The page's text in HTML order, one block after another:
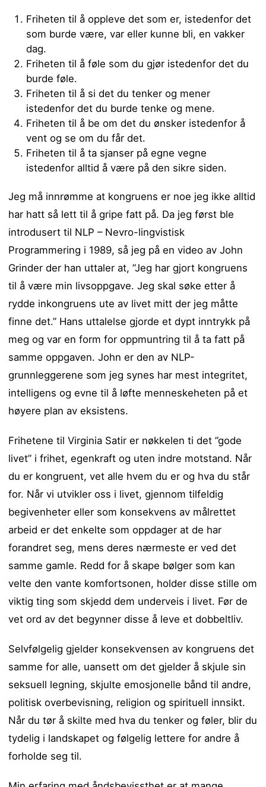
Friheten til å oppleve det som er, istedenfor det
som burde være, var eller kunne bli, en vakker
dag.
Friheten til å føle som du gjør istedenfor det du
burde føle.
Friheten til å si det du tenker og mener
istedenfor det du burde tenke og mene.
Friheten til å be om det du ønsker istedenfor å
vent og se om du får det.
Friheten til å ta sjanser på egne vegne
istedenfor alltid å være på den sikre siden.
Jeg må innrømme at kongruens er noe jeg ikke alltid
har hatt så lett til å gripe fatt på. Da jeg først ble
introdusert til NLP – Nevro-lingvistisk
Programmering i 1989, så jeg på en video av John
Grinder der han uttaler at, ”Jeg har gjort kongruens
til å være min livsoppgave. Jeg skal søke etter å
rydde inkongruens ute av livet mitt der jeg måtte
finne det.” Hans uttalelse gjorde et dypt inntrykk på
meg og var en form for oppmuntring til å ta fatt på
samme oppgaven. John er den av NLP-
grunnleggerene som jeg synes har mest integritet,
intelligens og evne til å løfte menneskeheten på et
høyere plan av eksistens.
Frihetene til Virginia Satir er nøkkelen ti det ”gode
livet” i frihet, egenkraft og uten indre motstand. Når
du er kongruent, vet alle hvem du er og hva du står
for. Når vi utvikler oss i livet, gjennom tilfeldig
begivenheter eller som konsekvens av målrettet
arbeid er det enkelte som oppdager at de har
forandret seg, mens deres nærmeste er ved det
samme gamle. Redd for å skape bølger som kan
velte den vante komfortsonen, holder disse stille om
viktig ting som skjedd dem underveis i livet. Før de
vet ord av det begynner disse å leve et dobbeltliv.
Selvfølgelig gjelder konsekvensen av kongruens det
samme for alle, uansett om det gjelder å skjule sin
seksuell legning, skjulte emosjonelle bånd til andre,
politisk overbevisning, religion og spirituell innsikt.
Når du tør å skilte med hva du tenker og føler, blir du
tydelig i landskapet og følgelig lettere for andre å
forholde seg til.